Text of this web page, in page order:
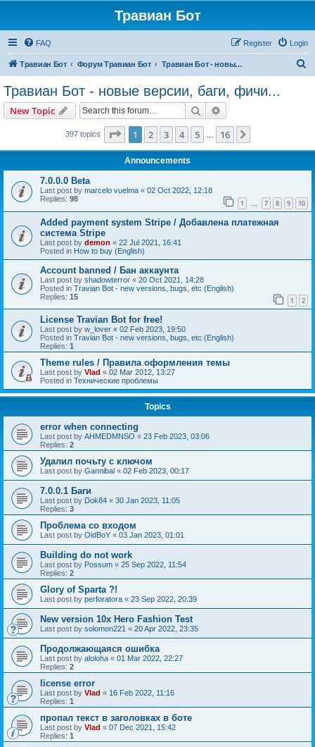
Травиан Бот
FAQ Login
Register
Травиан Бот Форум Травиан Бот Травиан Бот - новые версии, баги, фичи...
Травиан Бот - новые версии, баги, фичи...
New Topic Search
397 topics Page 1of 16
1 2 3 4 5 16
Announcements
7.0.0.0 Beta
Last post by marcelo vuelma « 02 Oct 2022, 12:18
Replies: 98 1 … 7 8 9 10
Added payment system Stripe / Добавлена платежная
система Stripe
Last post by demon « 22 Jul 2021, 16:41
Posted in How to buy (English)
Account banned / Бан аккаунта
Last post by shadowterror « 20 Oct 2021, 14:28
Posted in Travian Bot - new versions, bugs, etc (English)
Replies: 15 1 2
License Travian Bot for free!
Last post by w_lover « 02 Feb 2023, 19:50
Posted in Travian Bot - new versions, bugs, etc (English)
Replies: 1
Theme rules / Правила оформления темы
Last post by Vlad « 02 Mar 2012, 13:27
Posted in Технические проблемы
Topics
error when connecting
Last post by AHMEDMNSO « 23 Feb 2023, 03:06
Replies: 2
Удалил почьту с ключом
Last post by Gannibal « 02 Feb 2023, 00:17
7.0.0.1 Баги
Last post by Dok84 « 30 Jan 2023, 11:05
Replies: 3
Проблема со входом
Last post by OldBoY « 03 Jan 2023, 01:01
Building do not work
Last post by Possum « 25 Sep 2022, 11:54
Replies: 2
Glory of Sparta ?!
Last post by perforatora « 23 Sep 2022, 20:39
New version 10x Hero Fashion Test
Last post by solomon221 « 20 Apr 2022, 23:35
Продолжающаяся ошибка
Last post by aloloha « 01 Mar 2022, 22:27
Replies: 2
license error
Last post by Vlad « 16 Feb 2022, 11:16
Replies: 1
пропал текст в заголовках в боте
Last post by Vlad « 07 Dec 2021, 15:42
Replies: 1